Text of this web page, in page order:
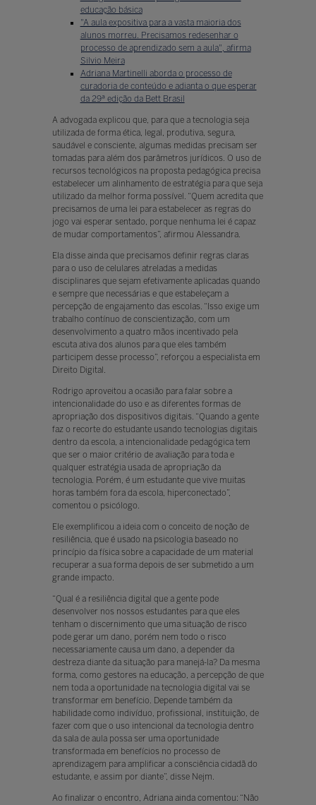
educação básica
"A aula expositiva para a vasta maioria dos
alunos morreu. Precisamos redesenhar o
processo de aprendizado sem a aula", afirma
Silvio Meira
Adriana Martinelli aborda o processo de
curadoria de conteúdo e adianta o que esperar
da 29ª edição da Bett Brasil
A advogada explicou que, para que a tecnologia seja
utilizada de forma ética, legal, produtiva, segura,
saudável e consciente, algumas medidas precisam ser
tomadas para além dos parâmetros jurídicos. O uso de
recursos tecnológicos na proposta pedagógica precisa
estabelecer um alinhamento de estratégia para que seja
utilizado da melhor forma possível. “Quem acredita que
precisamos de uma lei para estabelecer as regras do
jogo vai esperar sentado, porque nenhuma lei é capaz
de mudar comportamentos”, afirmou Alessandra.
Ela disse ainda que precisamos definir regras claras
para o uso de celulares atreladas a medidas
disciplinares que sejam efetivamente aplicadas quando
e sempre que necessárias e que estabeleçam a
percepção de engajamento das escolas. “Isso exige um
trabalho contínuo de conscientização, com um
desenvolvimento a quatro mãos incentivado pela
escuta ativa dos alunos para que eles também
participem desse processo”, reforçou a especialista em
Direito Digital.
Rodrigo aproveitou a ocasião para falar sobre a
intencionalidade do uso e as diferentes formas de
apropriação dos dispositivos digitais. “Quando a gente
faz o recorte do estudante usando tecnologias digitais
dentro da escola, a intencionalidade pedagógica tem
que ser o maior critério de avaliação para toda e
qualquer estratégia usada de apropriação da
tecnologia. Porém, é um estudante que vive muitas
horas também fora da escola, hiperconectado”,
comentou o psicólogo.
Ele exemplificou a ideia com o conceito de noção de
resiliência, que é usado na psicologia baseado no
princípio da física sobre a capacidade de um material
recuperar a sua forma depois de ser submetido a um
grande impacto.
“Qual é a resiliência digital que a gente pode
desenvolver nos nossos estudantes para que eles
tenham o discernimento que uma situação de risco
pode gerar um dano, porém nem todo o risco
necessariamente causa um dano, a depender da
destreza diante da situação para manejá-la? Da mesma
forma, como gestores na educação, a percepção de que
nem toda a oportunidade na tecnologia digital vai se
transformar em benefício. Depende também da
habilidade como indivíduo, profissional, instituição, de
fazer com que o uso intencional da tecnologia dentro
da sala de aula possa ser uma oportunidade
transformada em benefícios no processo de
aprendizagem para amplificar a consciência cidadã do
estudante, e assim por diante”, disse Nejm.
Ao finalizar o encontro, Adriana ainda comentou: “Não